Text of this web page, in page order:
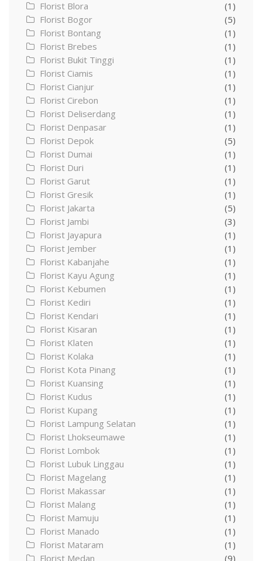
Florist Blora
(1)
Florist Bogor
(5)
Florist Bontang
(1)
Florist Brebes
(1)
Florist Bukit Tinggi
(1)
Florist Ciamis
(1)
Florist Cianjur
(1)
Florist Cirebon
(1)
Florist Deliserdang
(1)
Florist Denpasar
(1)
Florist Depok
(5)
Florist Dumai
(1)
Florist Duri
(1)
Florist Garut
(1)
Florist Gresik
(1)
Florist Jakarta
(5)
Florist Jambi
(3)
Florist Jayapura
(1)
Florist Jember
(1)
Florist Kabanjahe
(1)
Florist Kayu Agung
(1)
Florist Kebumen
(1)
Florist Kediri
(1)
Florist Kendari
(1)
Florist Kisaran
(1)
Florist Klaten
(1)
Florist Kolaka
(1)
Florist Kota Pinang
(1)
Florist Kuansing
(1)
Florist Kudus
(1)
Florist Kupang
(1)
Florist Lampung Selatan
(1)
Florist Lhokseumawe
(1)
Florist Lombok
(1)
Florist Lubuk Linggau
(1)
Florist Magelang
(1)
Florist Makassar
(1)
Florist Malang
(1)
Florist Mamuju
(1)
Florist Manado
(1)
Florist Mataram
(1)
Florist Medan
(9)